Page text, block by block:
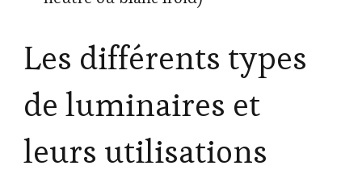
Les différents types
de luminaires et
leurs utilisations